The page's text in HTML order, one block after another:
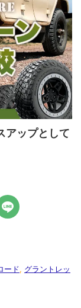
アップとして
ード, グラントレッ